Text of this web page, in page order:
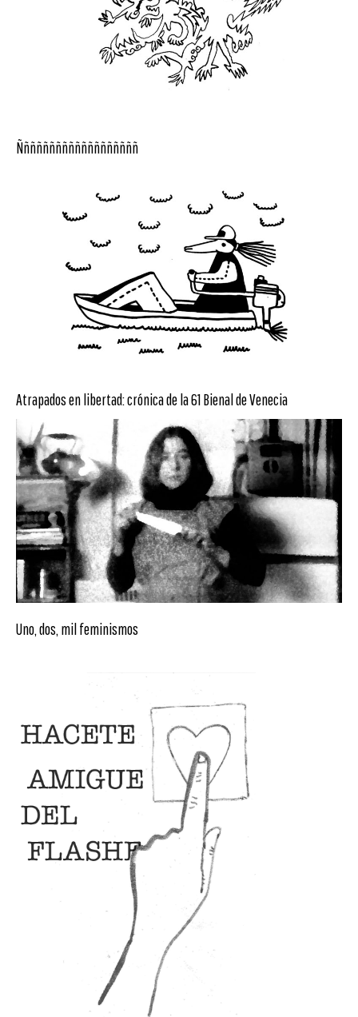
Ñññññññññññññññññññ
Atrapados en libertad: crónica de la 61 Bienal de Venecia
Uno, dos, mil feminismos